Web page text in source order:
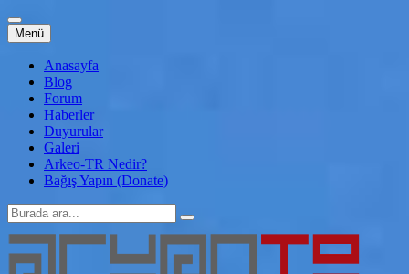
Menü İçeriğe
atla
Anasayfa
Blog
Forum
Haberler
Duyurular
Galeri
Arkeo-TR Nedir?
Bağış Yapın (Donate)
Arama: